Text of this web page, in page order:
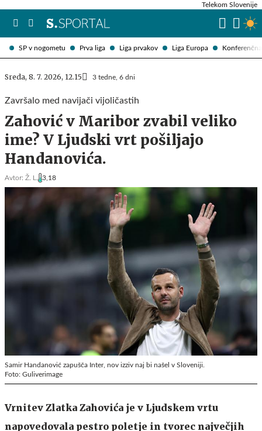
SP v nogometu Prva liga Liga prvakov Liga Europa
Telekom Slovenije
Sreda, 8. 7. 2026, 12.15 3 tedne, 6 dni
Završalo med navijači vijoličastih
Zahović v Maribor zvabil veliko
ime? V Ljudski vrt pošiljajo
Handanovića.
Avtor: Ž. L. 3,18
Samir Handanović zapušča Inter, nov izziv naj bi našel v Sloveniji.
Foto: Guliverimage
Vrnitev Zlatka Zahovića je v Ljudskem vrtu
napovedovala pestro poletje in tvorec največjih